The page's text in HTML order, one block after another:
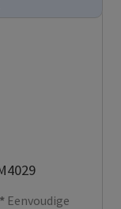
Eenvoudige